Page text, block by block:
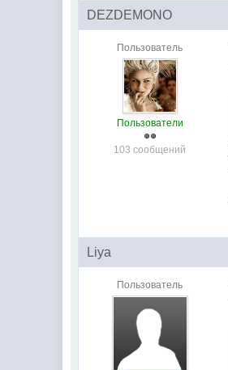
DEZDEMONO
Пользователь
Пользователи
103 сообщений
Liya
Пользователь